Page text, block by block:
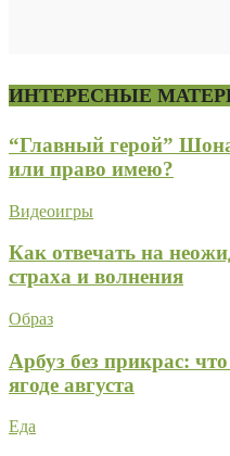
ИНТЕРЕСНЫЕ
“Главный герой”
или право имею?
Видеоигры
Как отвечать на
страха и волнения
Образ
Арбуз без прикрас:
ягоде августа
Еда